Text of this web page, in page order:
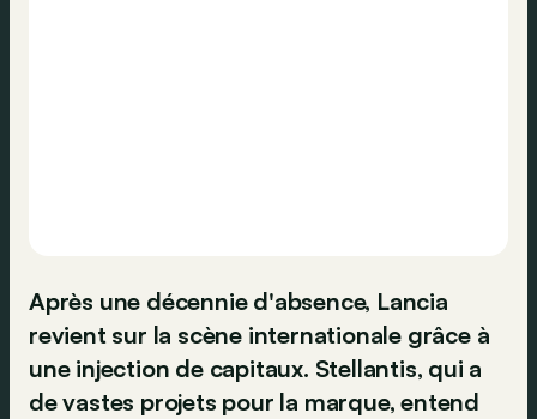
Après une décennie d'absence, Lancia
revient sur la scène internationale grâce à
une injection de capitaux. Stellantis, qui a
de vastes projets pour la marque, entend